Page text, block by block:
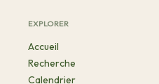
EXPLORER
Accueil
Recherche
Calendrier